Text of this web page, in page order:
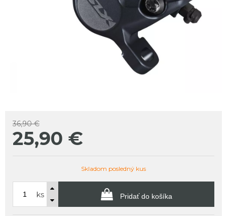
36,90 €
25,90 €
Skladom posledný kus
ks Pridať do košíka